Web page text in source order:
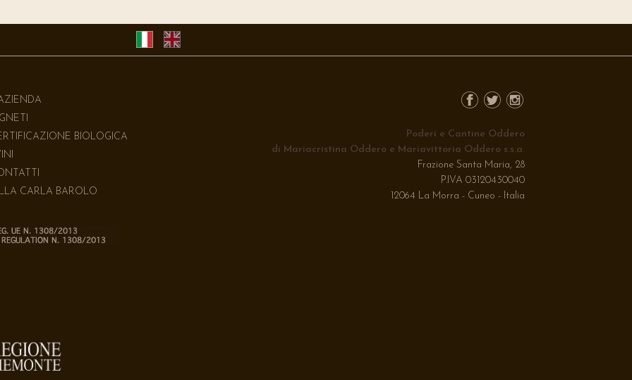
BIOLOGICA
CARLA BAROLO
Poderi e Cantine Oddero
di Mariacristina Oddero e Mariavittoria Oddero s.s.a.
Frazione Santa Maria, 28
P.IVA 03120430040
12064 La Morra - Cuneo - Italia